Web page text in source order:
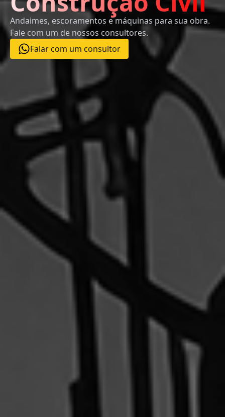
Andaimes, escoramentos e máquinas para sua obra.
Fale com um de nossos consultores.
Falar com um consultor